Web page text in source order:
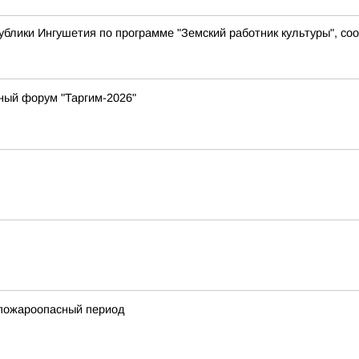
Ингушетия по программе "Земский работник культуры",
форум "Таргим-2026"
период